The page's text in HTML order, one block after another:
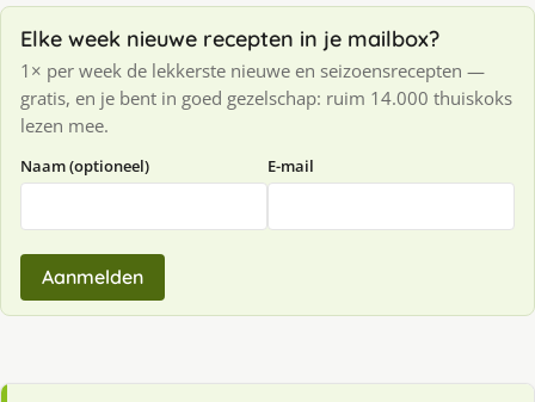
Elke week nieuwe recepten in je mailbox?
1× per week de lekkerste nieuwe en seizoensrecepten —
gratis, en je bent in goed gezelschap: ruim 14.000 thuiskoks
lezen mee.
Naam (optioneel) E-mail
Aanmelden